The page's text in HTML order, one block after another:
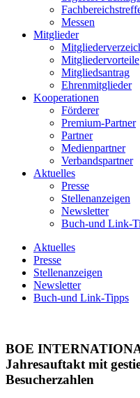
Messen
Mitglieder
Mitgliedervorteile
Mitgliedsantrag
Ehrenmitglieder
Kooperationen
Förderer
Premium-Partner
Partner
Medienpartner
Verbandspartner
Aktuelles
Presse
Stellenanzeigen
Newsletter
Buch-und Link-
Aktuelles
Presse
Stellenanzeigen
Newsletter
Buch-und Link-Tipps
BOE
Jahresauftakt mit
Besucherzahlen